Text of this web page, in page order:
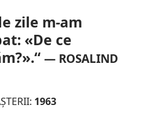
zile m-am
«De ce
— ROSALIND
1963